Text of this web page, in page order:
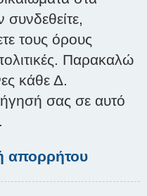
τους όρους
Παρακαλώ
κάθε Δ.
σας σε αυτό
απορρήτου